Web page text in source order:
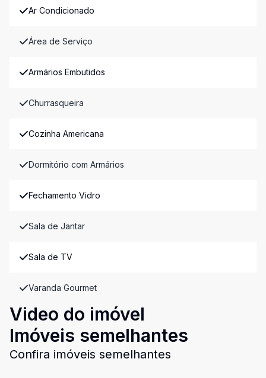
Ar Condicionado
Área de Serviço
Armários Embutidos
Churrasqueira
Cozinha Americana
Dormitório com Armários
Fechamento Vidro
Sala de Jantar
Sala de TV
Varanda Gourmet
Video do imóvel
Imóveis semelhantes
Confira imóveis semelhantes